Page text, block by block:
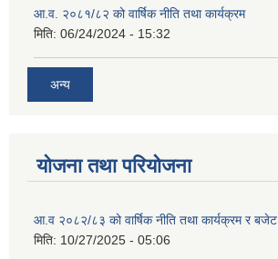
आ.व. २०८१/८२ को वार्षिक नीति तथा कार्यक्रम
मिति: 06/24/2024 - 15:32
अन्य
योजना तथा परियोजना
आ.व २०८२/८३ को वार्षिक नीति तथा कार्यक्रम र बजेट
मिति: 10/27/2025 - 05:06